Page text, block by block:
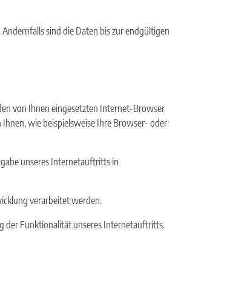
sind die Daten bis zur endgültigen
von Ihnen eingesetzten Internet-Browser
wie beispielsweise Ihre Browser- oder
unseres Internetauftritts in
verarbeitet werden.
der Funktionalität unseres Internetauftritts.